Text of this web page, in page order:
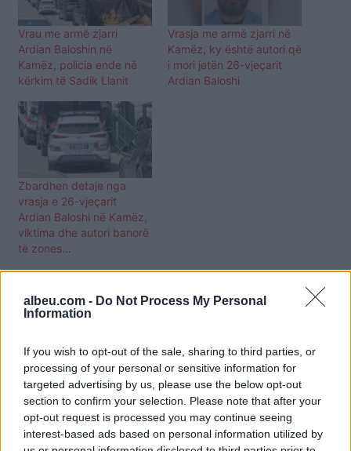
albeu.com - Do Not Process My Personal
Information
If you wish to opt-out of the sale, sharing to third parties, or
processing of your personal or sensitive information for
targeted advertising by us, please use the below opt-out
section to confirm your selection. Please note that after your
opt-out request is processed you may continue seeing
interest-based ads based on personal information utilized by
Vrau me armë zjarri
Ardian Baloshin në
Kamëz, policia ende në
kërkim të Sadik Llanit
Vrasja me armë zjarri në
Kamëz, ky është autori që
i mori jetën 26-vjeçarit
Ardian Baloshi
Zbardhen detaje nga
vrasja e 26-vjeçarit
Ardian Baloshi në Kamëz,
viktima dhe autori banorë
të zones…